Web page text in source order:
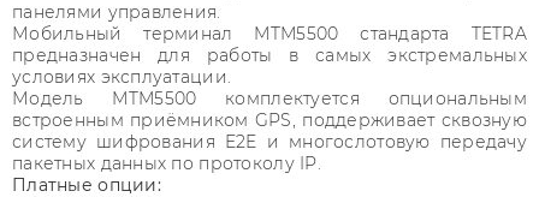
панелями управления.
Мобильный терминал MTM5500 стандарта TETRA
предназначен для работы в самых экстремальных
условиях эксплуатации.
Модель MTM5500 комплектуется опциональным
встроенным приёмником GPS, поддерживает сквозную
систему шифрования E2E и многослотовую передачу
пакетных данных по протоколу IP.
Платные опции: